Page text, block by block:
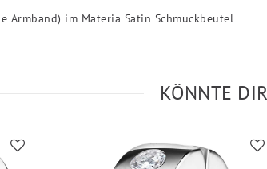
Armband) im Materia Satin Schmuckbeutel
KÖNNTE